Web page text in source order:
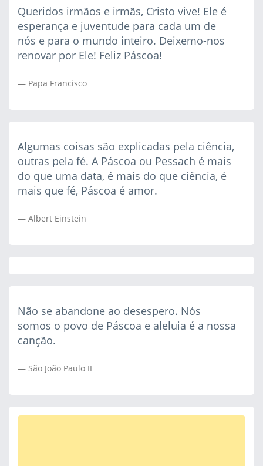
Queridos irmãos e irmãs, Cristo vive! Ele é
esperança e juventude para cada um de
nós e para o mundo inteiro. Deixemo-nos
renovar por Ele! Feliz Páscoa!
Papa Francisco
Algumas coisas são explicadas pela ciência,
outras pela fé. A Páscoa ou Pessach é mais
do que uma data, é mais do que ciência, é
mais que fé, Páscoa é amor.
Albert Einstein
Não se abandone ao desespero. Nós
somos o povo de Páscoa e aleluia é a nossa
canção.
São João Paulo II